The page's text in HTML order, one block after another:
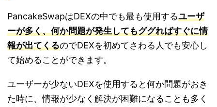
PancakeSwapはDEXの中でも最も使用するユーザ
ーが多く、何か問題が発生してもググればすぐに情
報が出てくるのでDEXを初めてさわる人でも安心し
て始めることができます。
ユーザーが少ないDEXを使用すると何か問題がおき
た時に、情報が少なく解決が困難になることも多く